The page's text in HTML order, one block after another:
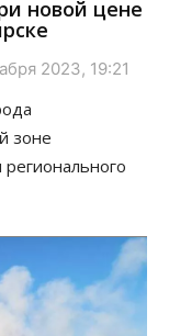
новой цене
2023, 19:21
зоне